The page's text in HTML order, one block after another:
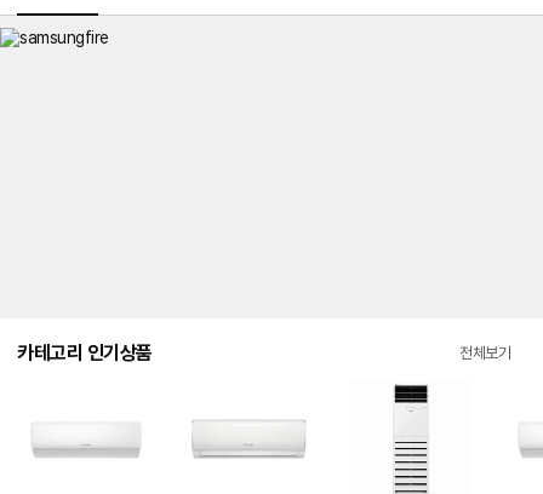
카테고리 인기상품 전체보기